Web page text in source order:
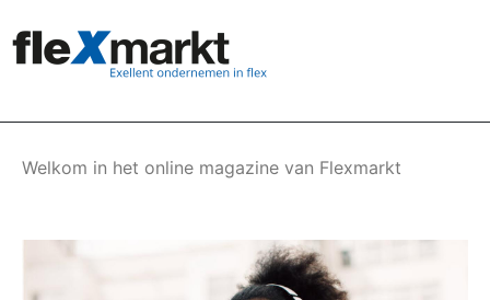
en
naar
gaan
Welkom in het online magazine van Flexmarkt